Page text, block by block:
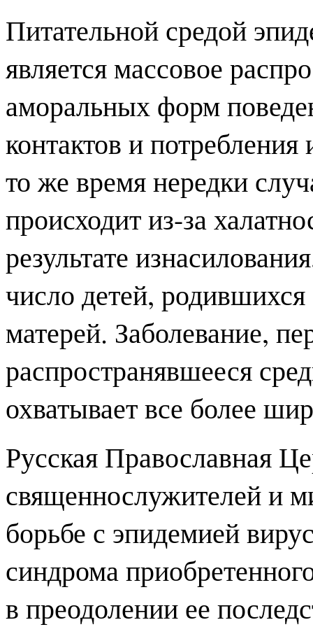
Питательной средой
является массовое
аморальных форм
контактов и
то же время нередки
происходит из-за
результате
число детей,
матерей. Заболевание,
распространявшееся
охватывает все более
Русская Православная
священнослужителей и
борьбе с эпидемией
синдрома
в преодолении ее